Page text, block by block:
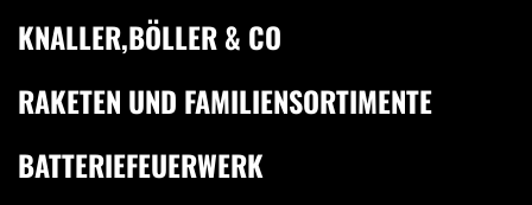
KNALLER,BÖLLER & CO
RAKETEN UND FAMILIENSORTIMENTE
BATTERIEFEUERWERK